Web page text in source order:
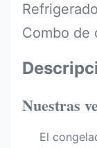
Combo de
Nuestras
El